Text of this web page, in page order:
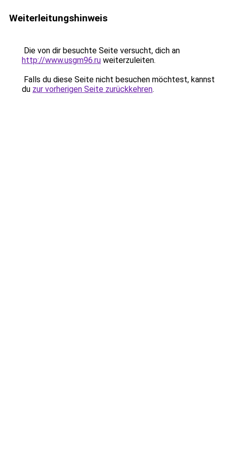
Weiterleitungshinweis
Die von dir besuchte Seite versucht, dich an
http://www.usgm96.ru weiterzuleiten.
Falls du diese Seite nicht besuchen möchtest, kannst
du zur vorherigen Seite zurückkehren.